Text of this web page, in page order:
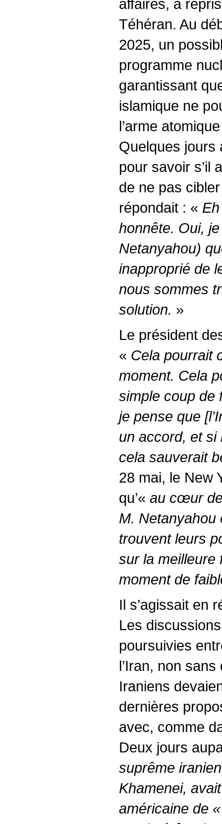
affaires, a
Téhéran. Au
2025, un
programme
garantissant
islamique ne
l’arme
Quelques jours
pour savoir s’il
de ne pas
répondait : «
honnête. Oui,
Netanyahou)
inapproprié de
nous sommes
solution. »
Le président
« Cela pourrait
moment. Cela
simple coup de
je pense que
un accord, et
cela sauverait
28 mai, le New
qu’« au cœur
M. Netanyahou
trouvent leurs
sur la meilleure
moment de
Il s’agissait en
Les
poursuivies
l’Iran, non
Iraniens
dernières
avec, comme
Deux jours
suprême
Khamenei,
américaine de